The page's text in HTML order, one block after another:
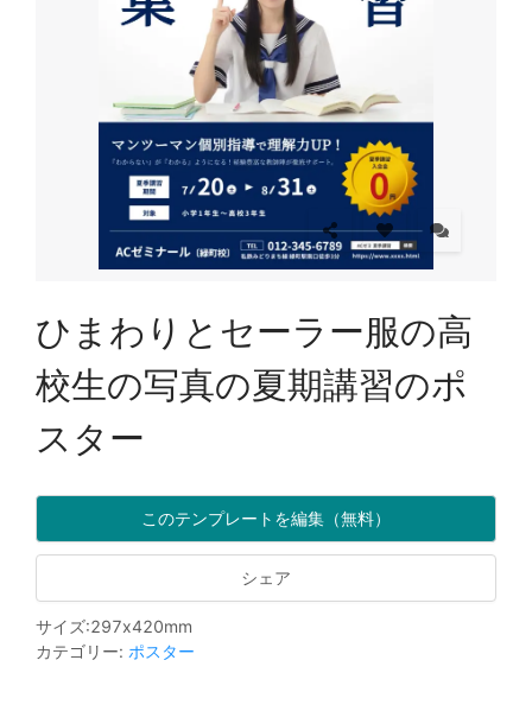
ひまわりとセーラー服の高
校生の写真の夏期講習のポ
スター
このテンプレートを編集（無料）
シェア
サイズ:297x420mm
カテゴリー: ポスター